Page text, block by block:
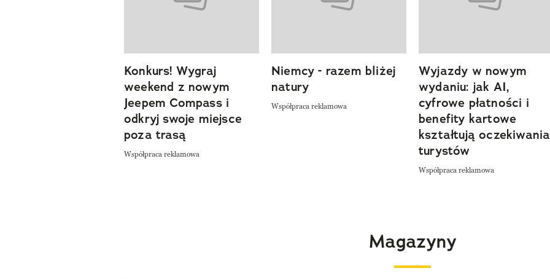
Konkurs! Wygraj
weekend z nowym
Jeepem Compass i
odkryj swoje miejsce
poza trasą
Współpraca reklamowa
Niemcy - razem bliżej
natury
Współpraca reklamowa
Wyjazdy w nowym
wydaniu: jak AI,
cyfrowe płatności i
benefity kartowe
kształtują oczekiwania
turystów
Współpraca reklamowa
Magazyny